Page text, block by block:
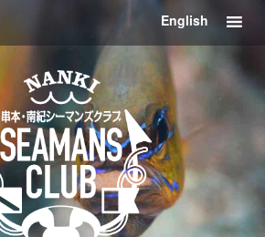
English